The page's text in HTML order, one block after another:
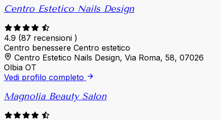
Centro Estetico Nails Design
4.9 (87 recensioni )
Centro benessere Centro estetico
Centro Estetico Nails Design, Via Roma, 58, 07026
Olbia OT
Vedi profilo completo
Magnolia Beauty Salon